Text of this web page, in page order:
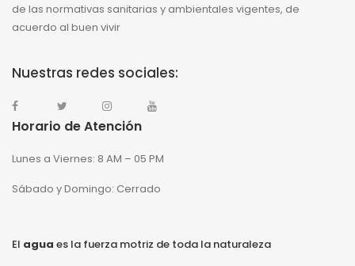
de las normativas sanitarias y ambientales vigentes, de
acuerdo al buen vivir
Nuestras redes sociales:
Horario de Atención
Lunes a Viernes: 8 AM – 05 PM
Sábado y Domingo: Cerrado
El agua es la fuerza motriz de toda la naturaleza